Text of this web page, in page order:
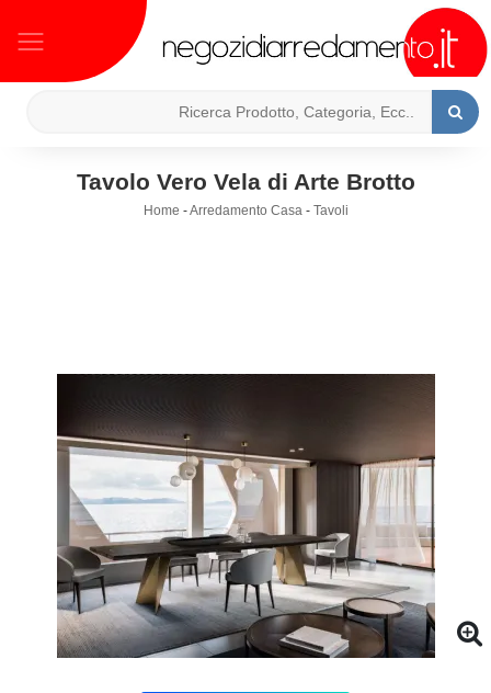
Tavolo Vero Vela di Arte Brotto
Home -Arredamento Casa- Tavoli